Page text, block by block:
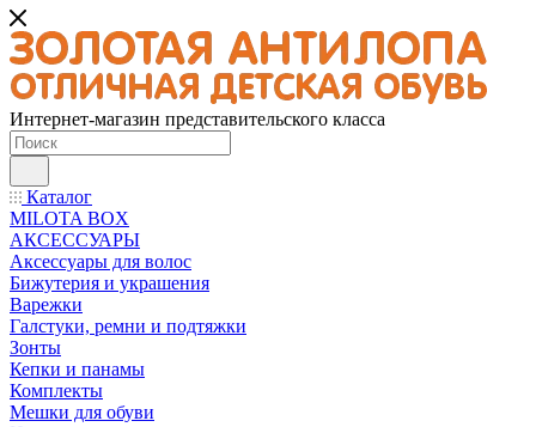
Интернет-магазин представительского класса
Каталог
MILOTA BOX
АКСЕССУАРЫ
Аксессуары для волос
Бижутерия и украшения
Варежки
Галстуки, ремни и подтяжки
Зонты
Кепки и панамы
Комплекты
Мешки для обуви